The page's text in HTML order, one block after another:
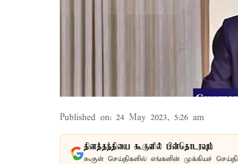
Published on: 24 May 2023, 5:26 am
தினத்தந்தியை கூகுளில் பின்தொடரவும்
கூகுள் செய்திகளில் எங்களின் முக்கியச்